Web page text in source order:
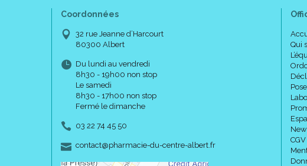
Coordonnées
32 rue Jeanne d’Harcourt
80300 Albert
Du lundi au vendredi
8h30 - 19h00 non stop
Le samedi
8h30 - 17h00 non stop
Fermé le dimanche
03 22 74 45 50
contact-
@-
pharmacie-du-centre-albert.fr
Qui
CGV